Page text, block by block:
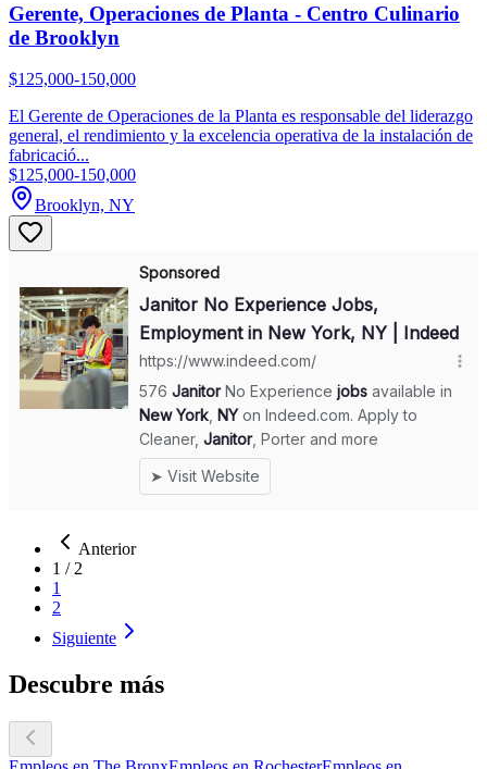
Gerente, Operaciones de Planta - Centro Culinario
de Brooklyn
$125,000-150,000
El Gerente de Operaciones de la Planta es responsable del liderazgo
general, el rendimiento y la excelencia operativa de la instalación de
fabricació...
$125,000-150,000
Brooklyn, NY
Anterior
1 / 2
1
2
Siguiente
Descubre más